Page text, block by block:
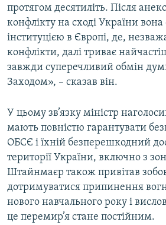
протягом десятиліть. Після
конфлікту на сході України
інституцією в Європі, де,
конфлікти, далі триває
завжди суперечливий обмін
Заходом», – сказав він.
У цьому зв’язку міністр
мають повністю гарантувати
ОБСЄ і їхній безперешкодний
території України, включно з
Штайнмаєр також привітав
дотримуватися припинення
нового навчального року і
це перемир’я стане постійним.